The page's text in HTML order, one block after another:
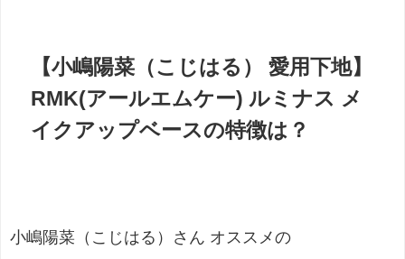
【小嶋陽菜（こじはる） 愛用下地】
RMK(アールエムケー) ルミナス メ
イクアップベースの特徴は？
小嶋陽菜（こじはる）さん オススメの